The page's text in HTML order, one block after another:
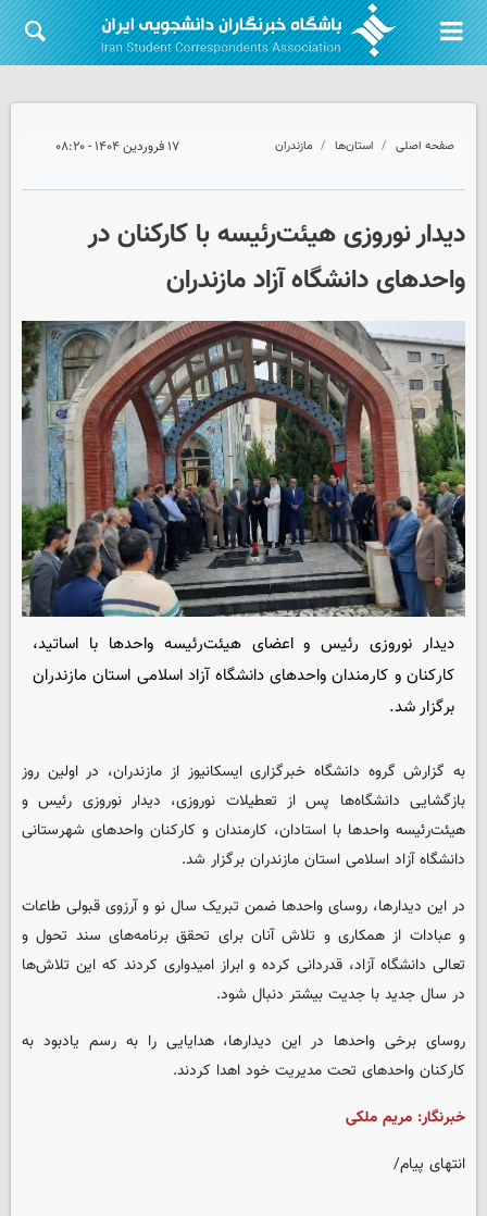
صفحه اصلی استان‌ها مازندران ۱۷ فروردین ۱۴۰۴ - ۰۸:۲۰
دیدار نوروزی هیئت‌رئیسه با کارکنان در
واحدهای دانشگاه آزاد مازندران
دیدار نوروزی رئیس و اعضای هیئت‌رئیسه واحدها با اساتید،
کارکنان و کارمندان واحدهای دانشگاه آزاد اسلامی استان مازندران
برگزار شد.
به گزارش گروه دانشگاه خبرگزاریایسکانیوز از مازندران، در اولین روز
بازگشایی دانشگاه‌ها پس از تعطیلات نوروزی، دیدار نوروزی رئیس و
هیئت‌رئیسه واحدها با استادان، کارمندان و کارکنان واحدهای شهرستانی
دانشگاه آزاد اسلامی استان مازندران برگزار شد.
در این دیدارها، روسای واحدها ضمن تبریک سال نو و آرزوی قبولی طاعات
و عبادات از همکاری و تلاش آنان برای تحقق برنامه‌های سند تحول و
تعالی دانشگاه آزاد، قدردانی کرده و ابراز امیدواری کردند که این تلاش‌ها
در سال جدید با جدیت بیشتر دنبال شود.
روسای برخی واحدها در این دیدارها، هدایایی را به رسم یادبود به
کارکنان واحدهای تحت مدیریت خود اهدا کردند.
خبرنگار: مریم ملکی
انتهای پیام/